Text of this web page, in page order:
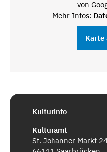
von
Mehr Infos:
Karte
Kulturinfo
Kulturamt
St. Johanner Markt 24